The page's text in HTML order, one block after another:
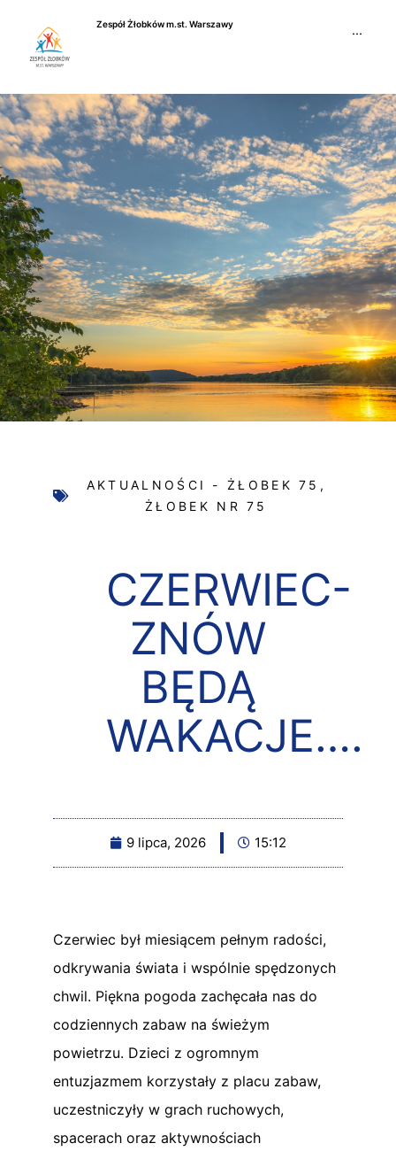
Zespół Żłobków m.st. Warszawy
···
AKTUALNOŚCI - ŻŁOBEK 75 ,
ŻŁOBEK NR 75
CZERWIEC-
ZNÓW
BĘDĄ
WAKACJE….
9 lipca, 2026 15:12
Czerwiec był miesiącem pełnym radości,
odkrywania świata i wspólnie spędzonych
chwil. Piękna pogoda zachęcała nas do
codziennych zabaw na świeżym
powietrzu. Dzieci z ogromnym
entuzjazmem korzystały z placu zabaw,
uczestniczyły w grach ruchowych,
spacerach oraz aktywnościach